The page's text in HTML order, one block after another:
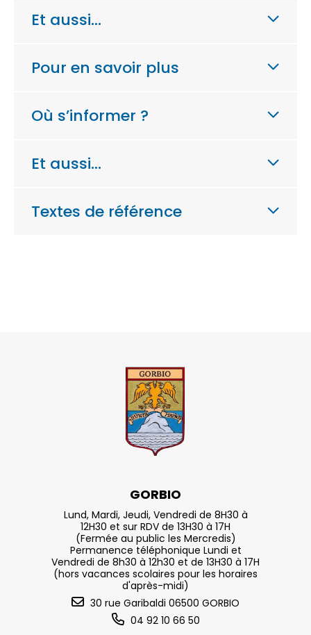
Et aussi…
Pour en savoir plus
Où s’informer ?
Et aussi…
Textes de référence
GORBIO
Lund, Mardi, Jeudi, Vendredi de 8H30 à
12H30 et sur RDV de 13H30 à 17H
(Fermée au public les Mercredis)
Permanence téléphonique Lundi et
Vendredi de 8h30 à 12h30 et de 13H30 à 17H
(hors vacances scolaires pour les horaires
d'après-midi)
30 rue Garibaldi 06500 GORBIO
04 92 10 66 50